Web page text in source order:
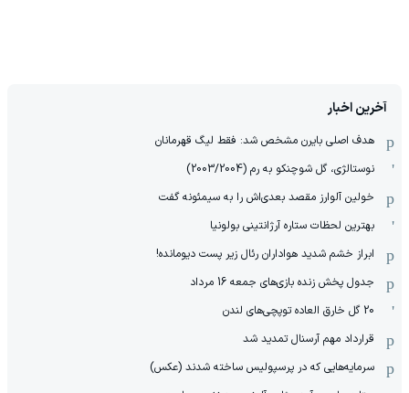
آخرین اخبار
هدف اصلی بایرن مشخص شد: فقط لیگ قهرمانان
نوستالژی، گل شوچنکو به رم (2003/2004)
خولین آلوارز مقصد بعدی‌اش را به سیمئونه گفت
بهترین لحظات ستاره آرژانتینی بولونیا
ابراز خشم شدید هواداران رئال زیر پست دیومانده!
جدول پخش زنده بازی‌های جمعه 16 مرداد
20 گل خارق العاده توپچی‌های لندن
قرارداد مهم آرسنال تمدید شد
سرمایه‌هایی که در پرسپولیس ساخته شدند (عکس)